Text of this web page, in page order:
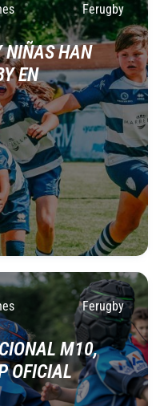
Ferugby
NIÑAS HAN
EN
Ferugby
M10,
OFICIAL